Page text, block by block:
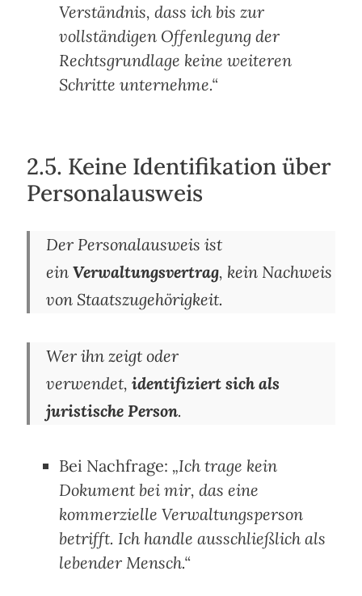
Verständnis, dass ich bis zur
vollständigen Offenlegung der
Rechtsgrundlage keine weiteren
Schritte unternehme.“
2.5. Keine Identifikation über
Personalausweis
Der Personalausweis ist
einVerwaltungsvertrag, kein Nachweis
von Staatszugehörigkeit.
Wer ihn zeigt oder
verwendet,identifiziert sich als
juristische Person.
Bei Nachfrage: „Ich trage kein
Dokument bei mir, das eine
kommerzielle Verwaltungsperson
betrifft. Ich handle ausschließlich als
lebender Mensch.“